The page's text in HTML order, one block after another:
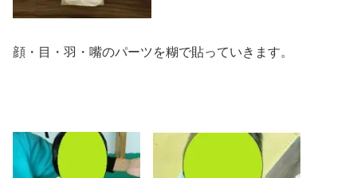
顔・目・羽・嘴のパーツを糊で貼っていきます。